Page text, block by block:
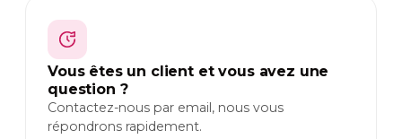
Vous êtes un client et vous avez une
question ?
Contactez-nous par email, nous vous
répondrons rapidement.